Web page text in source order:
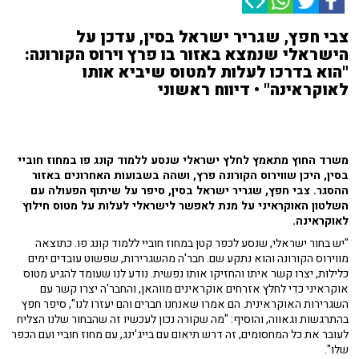
צבי חפץ, שגריר ישראל בסין, עדכן על
הישראלי שנמצא באזור בו פרץ וירוס הקורונה:
"הוא בדרכו לעלות למטוס שיביא אותו
לאוקראינה" • דיווח ראשוני
משרד החוץ מתאמץ לחלץ ישראלי שנסע ללמוד קונג פו במחוז חוביי
בסין, היכן שווירוס הקורונה פרץ, ושהה בשבועות האחרונים באזור
ההסגר. צבי חפץ, שגריר ישראל בסין, סיפר על שיתוף הפעולה עם
השלטון האוקראיני על מנת לאפשר לישראלי לעלות על מטוס חילוץ
לאוקראינה.
"יש בחור ישראלי, שנסע לכפר קטן במחוז חוביי ללמוד קונג פו. כתוצאה
מווירוס הקורונה והוא נתקע שם. חבר'ה מהשגרירות, שפשוט עובדים ימים
כלילות, יצרו קשר איתו והחזיקו אותו נפשית. נודע לנו שעומד להגיע מטוס
אוקראיני כדי לחלץ אזרחים אוקראינים מווהאן, והחבר'ה יצרו קשר עם
השגרירות האוקראינית. הם אמרו שאנחנו חברים והם יעזרו לנו", סיפר חפץ
בהתרגשות וגאווה, והוסיף: "מה שקורה נכון לעכשיו זה שהבחור שלנו הצליח
לעובר את כל המחסומים, זה דרש תיאום עם בייג'ינג, עם מחוז חוביי ועם הכפר
שלו".